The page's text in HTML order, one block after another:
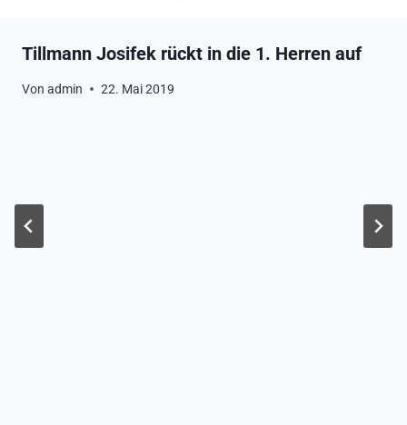
Tillmann Josifek rückt in die 1. Herren auf
Von admin 22. Mai 2019